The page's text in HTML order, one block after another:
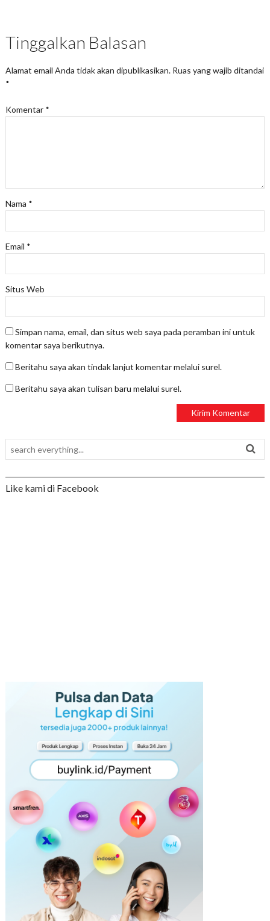
Tinggalkan Balasan
Alamat email Anda tidak akan dipublikasikan. Ruas yang wajib ditandai
*
Komentar *
Nama *
Email *
Situs Web
Simpan nama, email, dan situs web saya pada peramban ini untuk
komentar saya berikutnya.
Beritahu saya akan tindak lanjut komentar melalui surel.
Beritahu saya akan tulisan baru melalui surel.
Like kami di Facebook